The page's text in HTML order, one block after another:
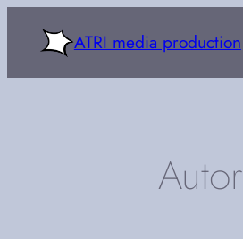
Inhalt
ATRI media production
Autor